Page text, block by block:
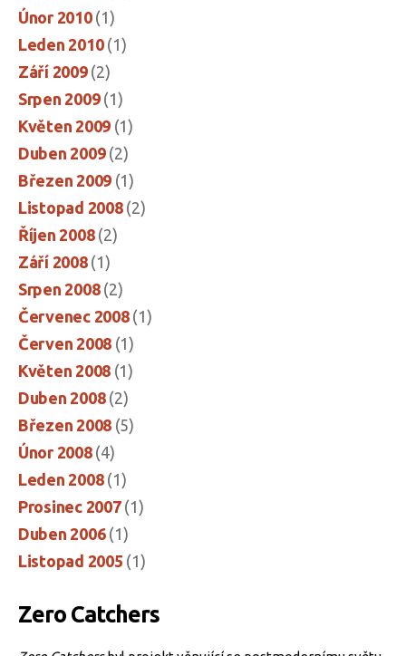
Únor 2010(1)
Leden 2010(1)
Září 2009(2)
Srpen 2009(1)
Květen 2009 (1)
Duben 2009(2)
Březen 2009 (1)
Listopad 2008(2)
Říjen 2008(2)
Září 2008(1)
Srpen 2008(2)
Červenec 2008(1)
Červen 2008 (1)
Květen 2008 (1)
Duben 2008(2)
Březen 2008 (5)
Únor 2008(4)
Leden 2008(1)
Prosinec 2007(1)
Duben 2006(1)
Listopad 2005 (1)
Zero Catchers